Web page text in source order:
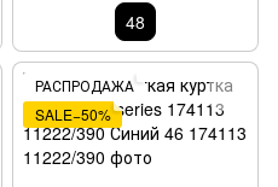
48
РАСПРОДАЖА
SALE−50%